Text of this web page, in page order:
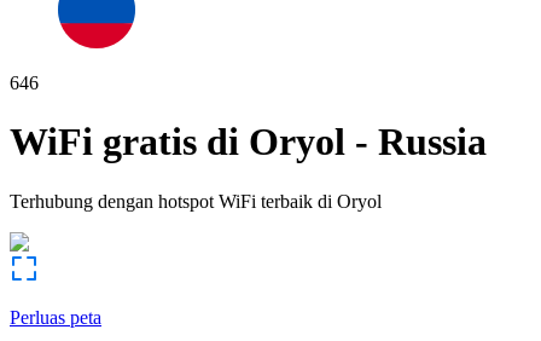
646
WiFi gratis di Oryol - Russia
Terhubung dengan hotspot WiFi terbaik di Oryol
Perluas peta